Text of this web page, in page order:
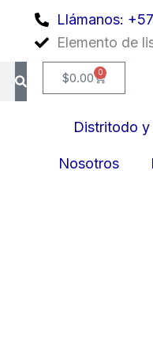
Llámanos:
Elemento de
$0.00 0
Cart
Distritodo y
Nosotros